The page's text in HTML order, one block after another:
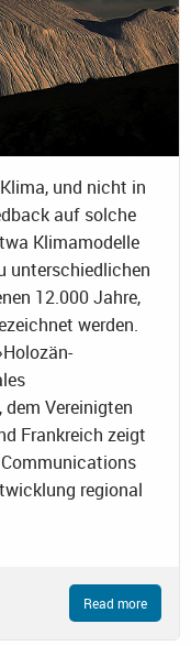
und nicht in
auf solche
Klimamodelle
unterschiedlichen
12.000 Jahre,
werden.
Vereinigten
Frankreich zeigt
regional
Read more